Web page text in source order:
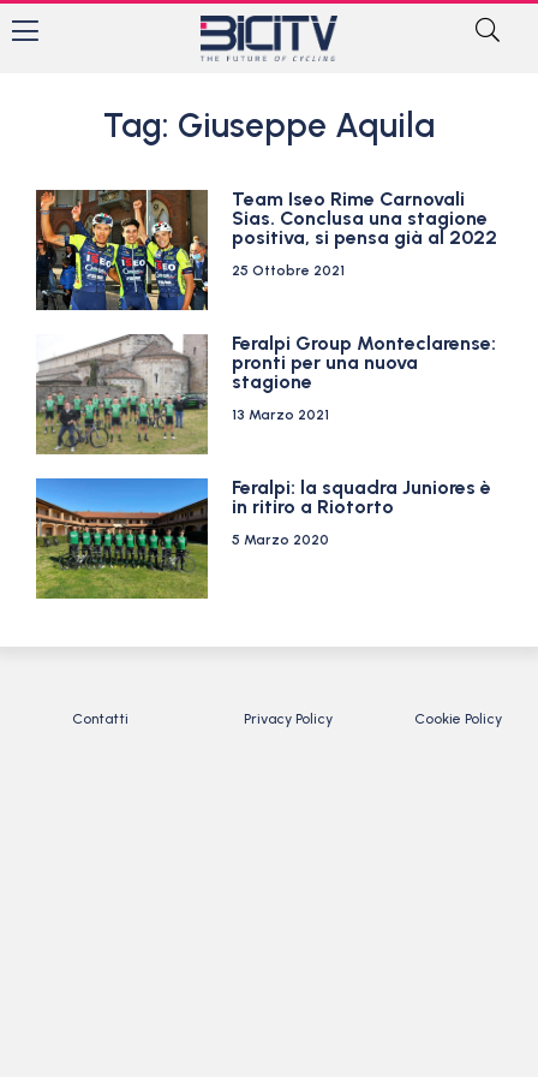
Tag: Giuseppe Aquila
Team Iseo Rime Carnovali
Sias. Conclusa una stagione
positiva, si pensa già al 2022
25 Ottobre 2021
Feralpi Group Monteclarense:
pronti per una nuova
stagione
13 Marzo 2021
Feralpi: la squadra Juniores è
in ritiro a Riotorto
5 Marzo 2020
Contatti Privacy Policy Cookie Policy